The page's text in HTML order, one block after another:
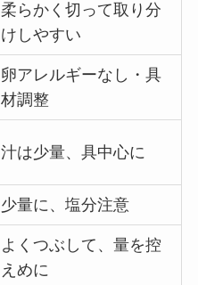
柔らかく切って取り分
けしやすい
卵アレルギーなし・具
材調整
汁は少量、具中心に
少量に、塩分注意
よくつぶして、量を控
えめに